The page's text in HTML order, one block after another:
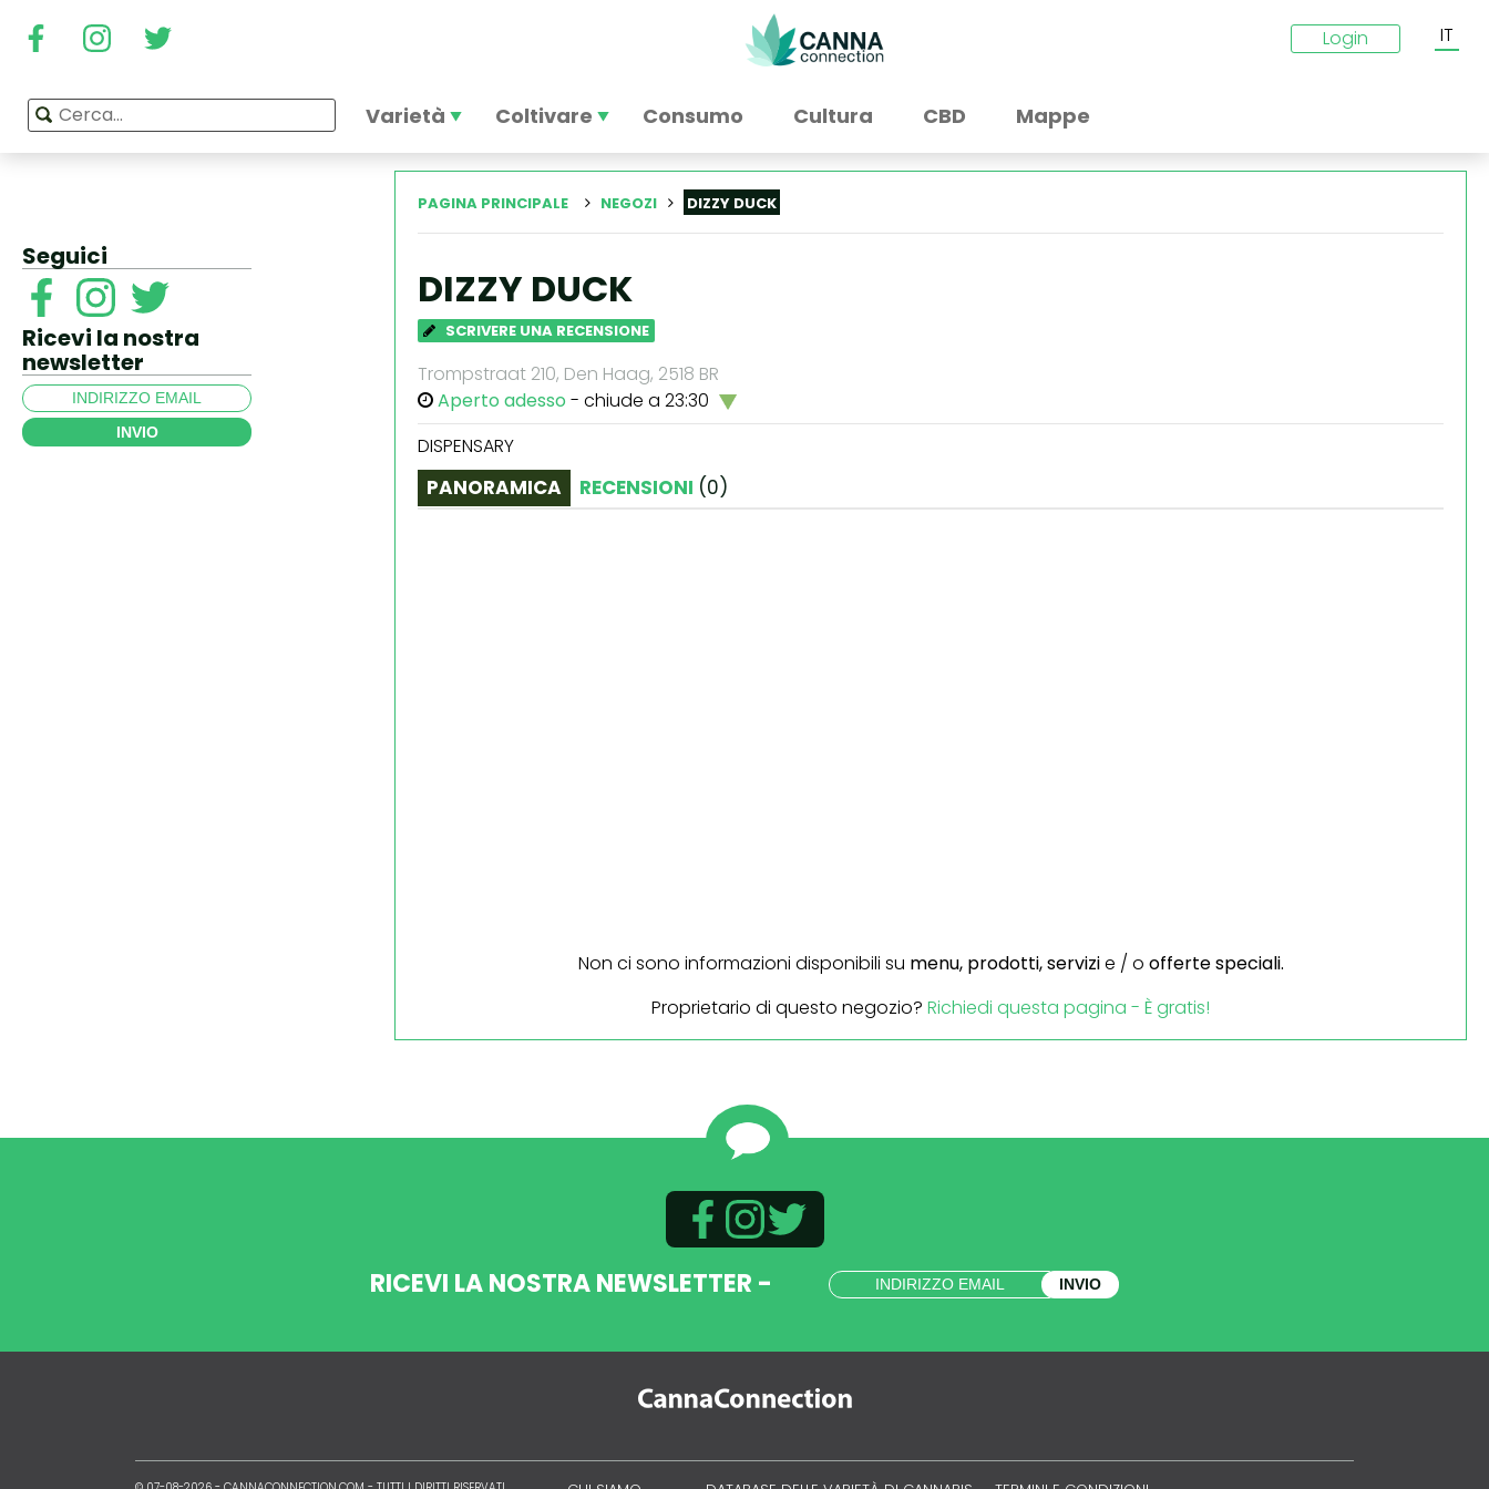
Login IT
Varietà Coltivare Consumo Cultura CBD Mappe
Seguici
Ricevi la nostra
newsletter
INVIO
PAGINA PRINCIPALE NEGOZI DIZZY DUCK
DIZZY DUCK
SCRIVERE UNA RECENSIONE
Trompstraat 210, Den Haag, 2518 BR
Aperto adesso - chiude a 23:30
DISPENSARY
PANORAMICA RECENSIONI (0)
Non ci sono informazioni disponibili su menu, prodotti,servizie / o offerte speciali.
Proprietario di questo negozio? Richiedi questa pagina - È gratis!
RICEVI LA NOSTRA NEWSLETTER - INVIO